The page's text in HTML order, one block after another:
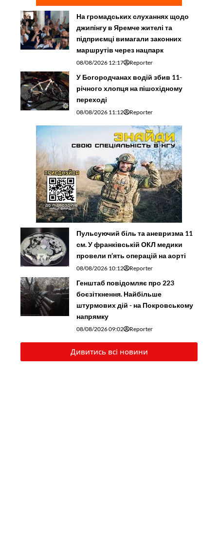
На громадських слуханнях щодо
джипінгу в Яремче житeлі та
підприємці вимагали законних
маршрутів через нацпарк
08/08/2026 12:17 Reporter
У Богородчанах водій збив 11-
річного хлопця на пішохідному
переході
08/08/2026 11:12 Reporter
Пульсуючий біль та аневризма 11
см. У франківській ОКЛ медики
провели п’ять операцій на аорті
08/08/2026 10:12 Reporter
Генштаб повідомляє про 223
боєзіткнення. Найбільше
штурмових дій - на Покровському
напрямку
08/08/2026 09:02 Reporter
Дивитись всі новини